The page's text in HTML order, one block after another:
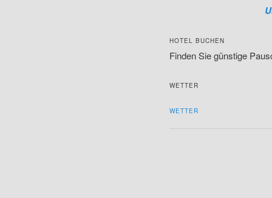
HOTEL BUCHEN
Finden Sie günstige
WETTER
WETTER